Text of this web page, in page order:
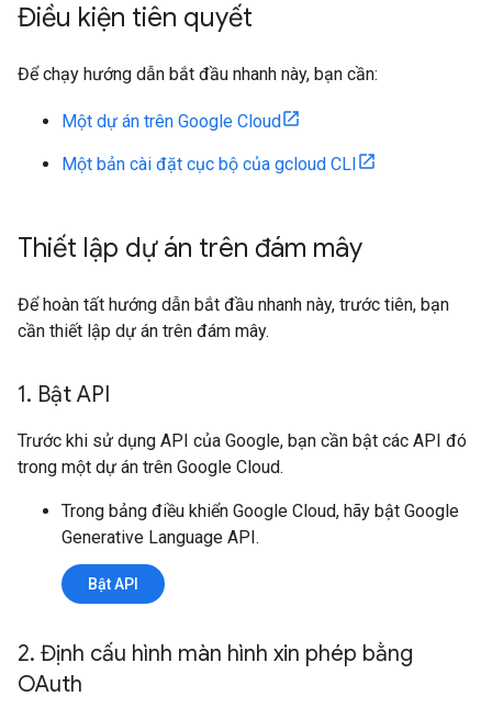
Điều kiện tiên quyết
Để chạy hướng dẫn bắt đầu nhanh này, bạn cần:
Một dự án trên Google Cloud
Một bản cài đặt cục bộ của gcloud CLI
Thiết lập dự án trên đám mây
Để hoàn tất hướng dẫn bắt đầu nhanh này, trước tiên, bạn
cần thiết lập dự án trên đám mây.
1. Bật API
Trước khi sử dụng API của Google, bạn cần bật các API đó
trong một dự án trên Google Cloud.
Trong bảng điều khiển Google Cloud, hãy bật Google
Generative Language API.
Bật API
2. Định cấu hình màn hình xin phép bằng
OAuth